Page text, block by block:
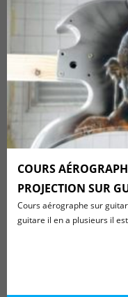
COURS
PROJECTION SUR
Cours aérographe sur
guitare il en a plusieurs il